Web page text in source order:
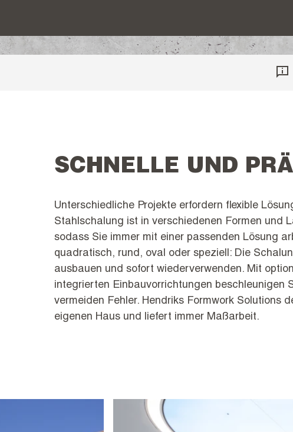
SCHNELLE UND
Unterschiedliche Projekte erfordern flexible
Stahlschalung ist in verschiedenen Formen und
sodass Sie immer mit einer passenden Lösung
quadratisch, rund, oval oder speziell: Die
ausbauen und sofort wiederverwenden. Mit
integrierten Einbauvorrichtungen beschleunigen
vermeiden Fehler. Hendriks Formwork Solutions
eigenen Haus und liefert immer Maßarbeit.